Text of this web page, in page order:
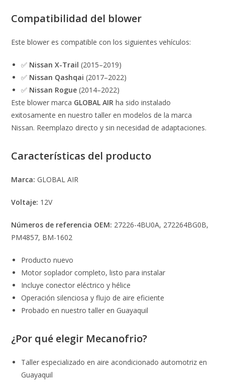
Compatibilidad del blower
Este blower es compatible con los siguientes vehículos:
✅ Nissan X-Trail (2015–2019)
✅ Nissan Qashqai (2017–2022)
✅ Nissan Rogue (2014–2022)
Este blower marca GLOBAL AIR ha sido instalado
exitosamente en nuestro taller en modelos de la marca
Nissan. Reemplazo directo y sin necesidad de adaptaciones.
Características del producto
Marca: GLOBAL AIR
Voltaje: 12V
Números de referencia OEM: 27226-4BU0A, 272264BG0B,
PM4857, BM-1602
Producto nuevo
Motor soplador completo, listo para instalar
Incluye conector eléctrico y hélice
Operación silenciosa y flujo de aire eficiente
Probado en nuestro taller en Guayaquil
¿Por qué elegir Mecanofrio?
Taller especializado en aire acondicionado automotriz en
Guayaquil